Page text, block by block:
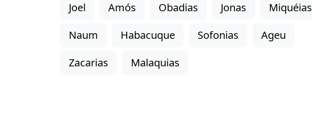
Joel
Amós Obadias Jonas
Miquéias
Naum
Habacuque Sofonias
Ageu
Zacarias
Malaquias